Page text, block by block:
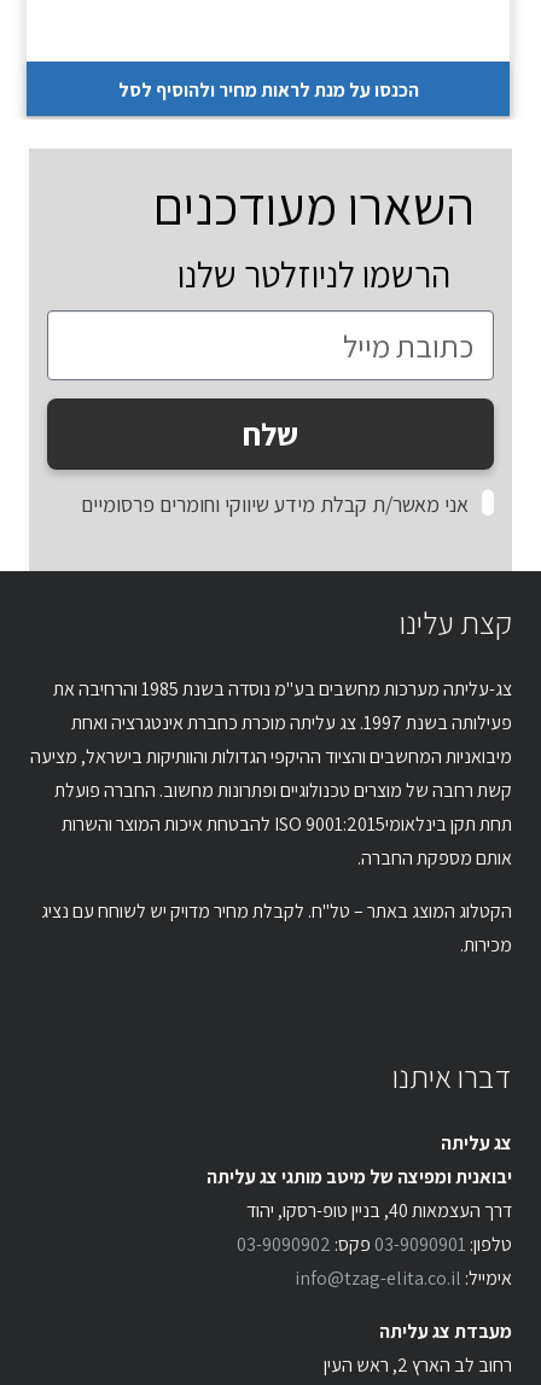
הכנסו על מנת לראות מחיר ולהוסיף לסל
השארו מעודכנים
הרשמו לניוזלטר שלנו
אני מאשר/ת קבלת מידע שיווקי וחומרים פרסומיים
שלח
קצת עלינו
צג-עליתה מערכות מחשבים בע"מ נוסדה בשנת 1985 והרחיבה את
פעילותה בשנת 1997. צג עליתה מוכרת כחברת אינטגרציה ואחת
מיבואניות המחשבים והציוד ההיקפי הגדולות והוותיקות בישראל, מציעה
קשת רחבה של מוצרים טכנולוגיים ופתרונות מחשוב. החברה פועלת
תחת תקן בינלאומיISO 9001:2015 להבטחת איכות המוצר והשרות
אותם מספקת החברה.
הקטלוג המוצג באתר – טל"ח. לקבלת מחיר מדויק יש לשוחח עם נציג
מכירות.
דברו איתנו
צג עליתה
יבואנית ומפיצה של מיטב מותגי צג עליתה
דרך העצמאות 40, בניין טופ-רסקו, יהוד
טלפון: 03-9090901 פקס: 03-9090902
אימייל: info@tzag-elita.co.il
מעבדת צג עליתה
רחוב לב הארץ 2, ראש העין